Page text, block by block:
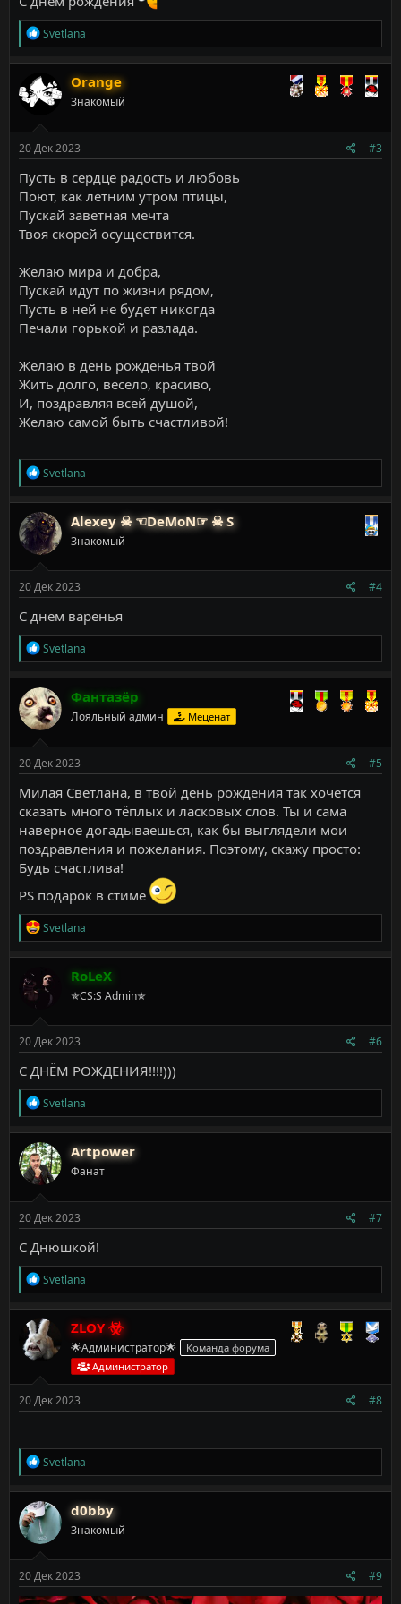
Р
е
а
ц
и
Svetlana
Orange
Знакомый
20 Дек 2023 #3
Пусть в сердце радость и любовь
Поют, как летним утром птицы,
Пускай заветная мечта
Твоя скорей осуществится.
Желаю мира и добра,
Пускай идут по жизни рядом,
Пусть в ней не будет никогда
Печали горькой и разлада.
Желаю в день рожденья твой
Жить долго, весело, красиво,
И, поздравляя всей душой,
Желаю самой быть счастливой!
Р
е
а
к
ц
и
и
Svetlana
Alexey ☠ ☜DeMoN☞ ☠ S
Знакомый
20 Дек 2023 #4
С днем варенья
Р
е
а
к
ц
и
и
Svetlana
Фантазёр
Лояльный админ Меценат
20 Дек 2023 #5
Милая Светлана, в твой день рождения так хочется
сказать много тёплых и ласковых слов. Ты и сама
наверное догадываешься, как бы выглядели мои
поздравления и пожелания. Поэтому, скажу просто:
Будь счастлива!
PS подарок в стиме
Р
е
а
ц
Svetlana
RoLeX
✯CS:S Admin✯
20 Дек 2023 #6
С ДНЁМ РОЖДЕНИЯ!!!!)))
Р
е
а
к
ц
и
и
Svetlana
Artpower
Фанат
20 Дек 2023 #7
С Днюшкой!
Р
е
а
к
ц
и
и
Svetlana
ZLOY
🌟Администратор🌟
Команда форума
Администратор
20 Дек 2023 #8
Р
е
а
к
ц
и
и
Svetlana
d0bby
Знакомый
20 Дек 2023 #9